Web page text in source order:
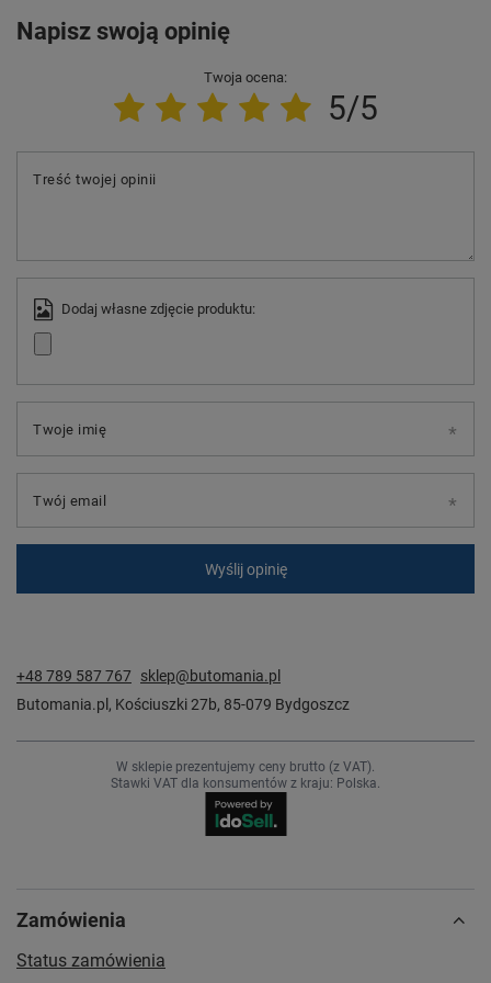
Napisz swoją opinię
Twoja ocena:
5/5
Treść twojej opinii
Dodaj własne zdjęcie produktu:
Twoje imię
Twój email
Wyślij opinię
+48 789 587 767 sklep@butomania.pl
Butomania.pl , Kościuszki 27b, 85-079 Bydgoszcz
W sklepie prezentujemy ceny brutto (z VAT).
Stawki VAT dla konsumentów z kraju: Polska.
Zamówienia
Status zamówienia